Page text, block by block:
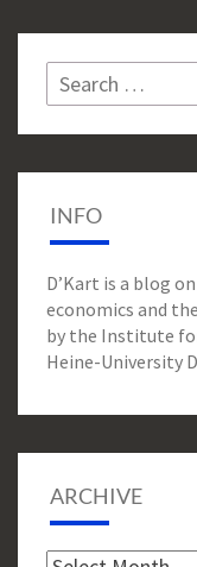
Search
for:
INFO
D’Kart is a blog
economics and
by the Institute
Heine-University
ARCHIVE
Archive